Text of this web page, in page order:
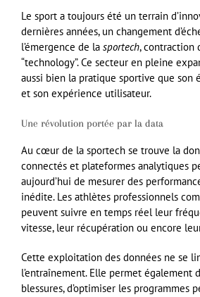
Le sport a toujours été un terrain
dernières années, un changement
l’émergence de la sportech, contraction
“technology”. Ce secteur en pleine
aussi bien la pratique sportive que son
et son expérience utilisateur.
Une révolution portée par la data
Au cœur de la sportech se trouve la
connectés et plateformes analytiques
aujourd’hui de mesurer des
inédite. Les athlètes professionnels
peuvent suivre en temps réel leur
vitesse, leur récupération ou encore
Cette exploitation des données ne se
l’entraînement. Elle permet également
blessures, d’optimiser les programmes